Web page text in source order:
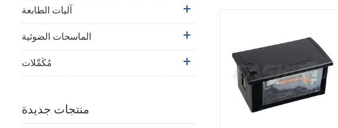
آليات الطابعة
الماسحات الضوئية
مُكَمِّلات
منتجات جديدة